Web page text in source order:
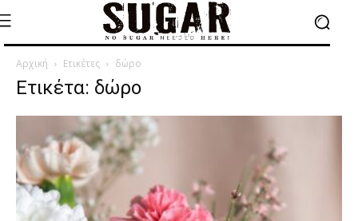
Αρχική Ετικέτες δώρο
Ετικέτα: δώρο